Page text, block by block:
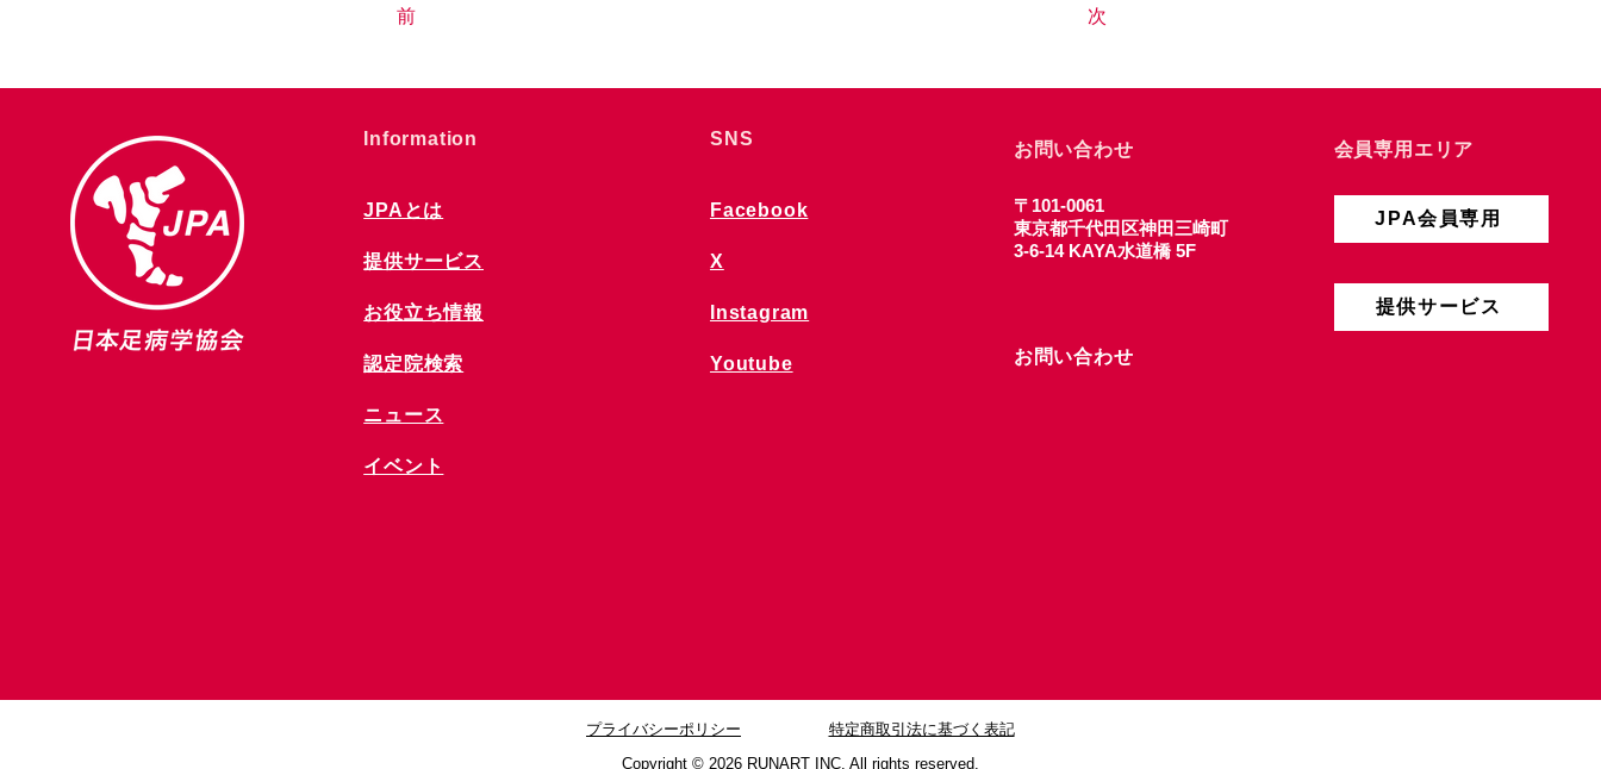
前 次
​Information
JPAとは
提供サービス
お役立ち情報
​認定院検索
ニュース
​イベント
SNS
Facebook
X
Instagram
Youtube
お問い合わせ
〒101-0061
東京都千代田区神田三崎町
3-6-14 KAYA水道橋 5F
お問い合わせ
会員専用エリア
JPA会員専用
提供サービス
プライバシーポリシー
特定商取引法に基づく表記
Copyright © 2026 RUNART INC. All rights reserved.